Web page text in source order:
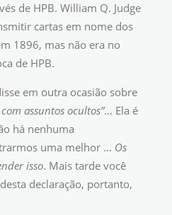
de HPB. William Q. Judge
cartas em nome dos
1896, mas não era no
de HPB.
em outra ocasião sobre
assuntos ocultos”… Ela é
há nenhuma
uma melhor … Os
isso. Mais tarde você
declaração, portanto,